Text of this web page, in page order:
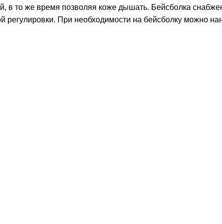
в то же время позволяя коже дышать. Бейсболка
регулировки. При необходимости на бейсболку можно